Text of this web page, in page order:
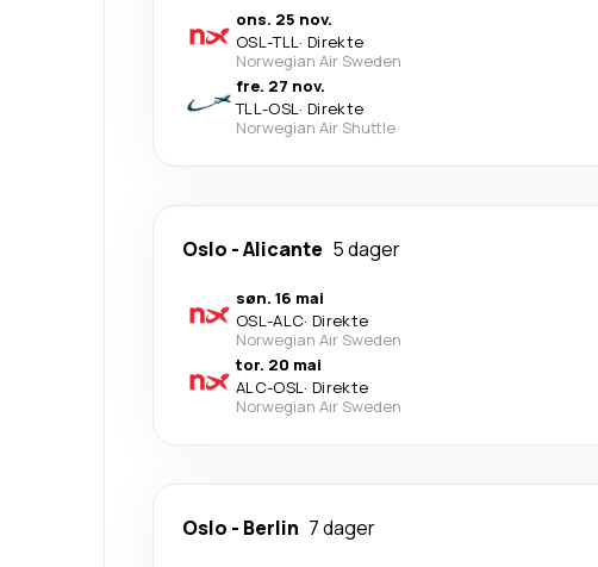
ons. 25 nov.
OSL-TLL· Direkte
Norwegian Air Sweden
fre. 27 nov.
TLL-OSL· Direkte
Norwegian Air Shuttle
Oslo -Alicante 5 dager
søn. 16 mai
OSL-ALC· Direkte
Norwegian Air Sweden
tor. 20 mai
ALC-OSL· Direkte
Norwegian Air Sweden
Oslo - Berlin 7 dager